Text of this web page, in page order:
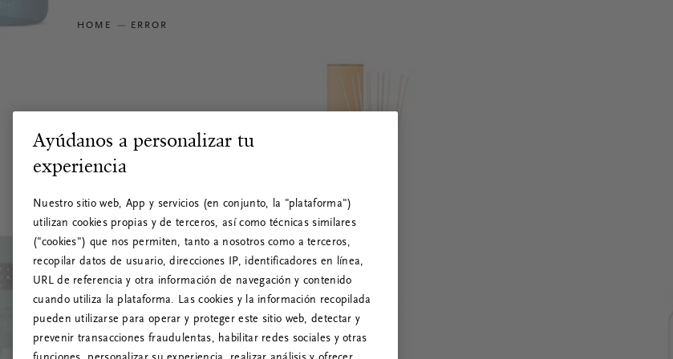
HOME ERROR
Ayúdanos a personalizar tu
experiencia
Nuestro sitio web, App y servicios (en conjunto, la "plataforma")
utilizan cookies propias y de terceros, así como técnicas similares
("cookies") que nos permiten, tanto a nosotros como a terceros,
recopilar datos de usuario, direcciones IP, identificadores en línea,
URL de referencia y otra información de navegación y contenido
cuando utiliza la plataforma. Las cookies y la información recopilada
pueden utilizarse para operar y proteger este sitio web, detectar y
prevenir transacciones fraudulentas, habilitar redes sociales y otras